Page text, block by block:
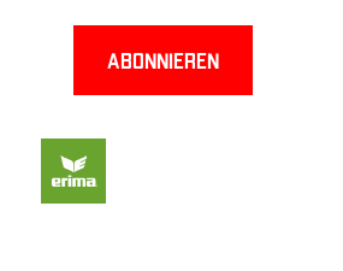
Abonnieren